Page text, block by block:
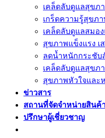
เคล็ดลับดูแลสุขภ
เกร็ดความรู้สุขภ
เคล็ดลับดูแลสมอ
สุขภาพแข็งแรง
ลดน้ำหนักกระชับ
เคล็ดลับดูแลสุขภ
สุขภาพหัวใจและ
ข่าวสาร
สถานที่จัดจำหน่ายสินค้
ปรึกษาผู้เชี่ยวชาญ